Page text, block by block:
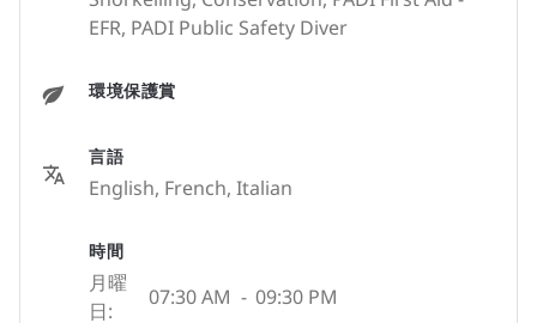
EFR, PADI Public Safety Diver
環境保護賞
言語
English, French, Italian
時間
月曜
日:
07:30 AM - 09:30 PM